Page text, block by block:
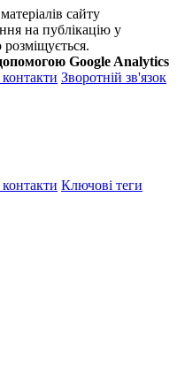
сайту
на публікацію у
Google Analytics
Зворотній зв'язок
Ключові теги